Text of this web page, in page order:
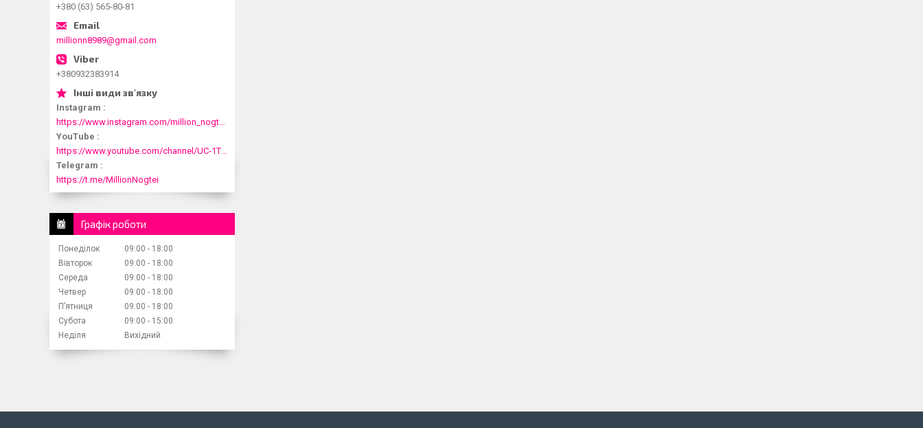
+380 (63) 565-80-81
millionn8989@gmail.com
+380932383914
Instagram
YouTube
Telegram
https://t.me/MillionNogtei
Графік роботи
Понеділок 09:00
18:00
Вівторок
09:00
18:00
Середа
09:00
18:00
Четвер
09:00
18:00
Пʼятниця
09:00
18:00
Субота
09:00
15:00
Неділя
Вихідний